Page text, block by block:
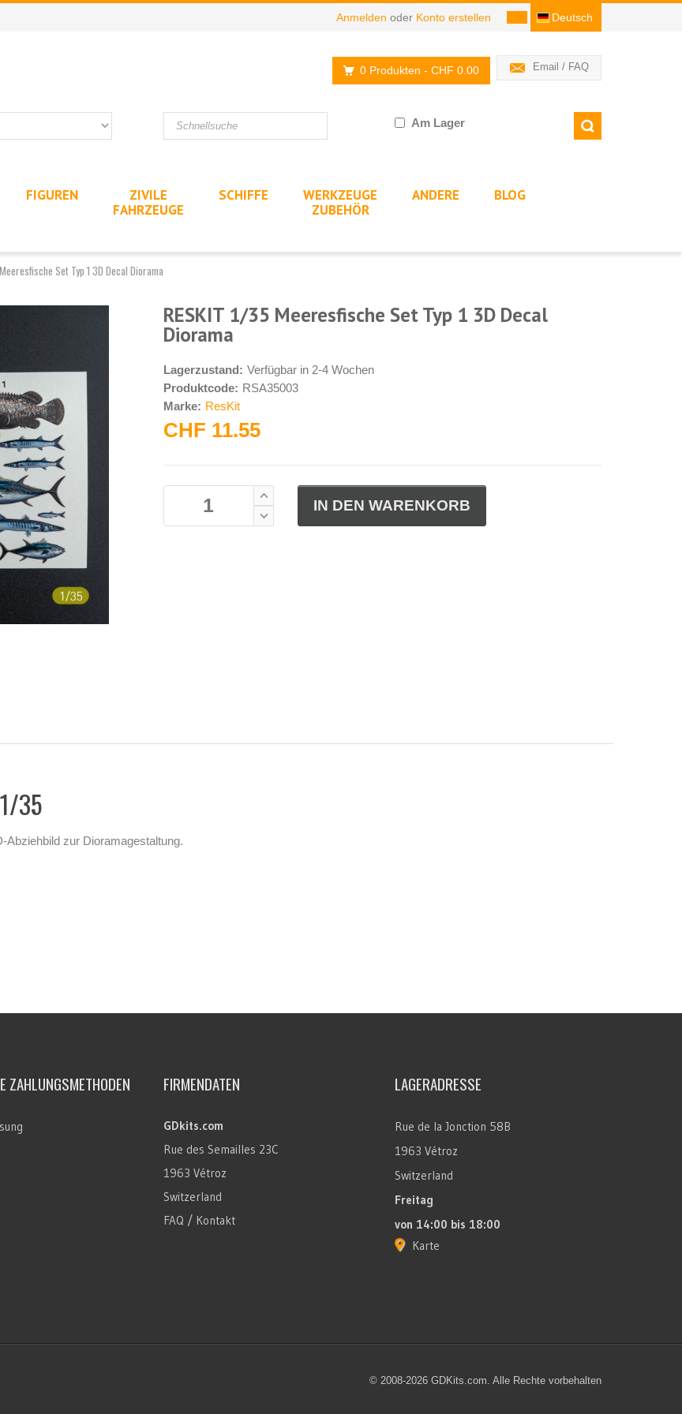
Deutsch
Anmelden oder Konto erstellen
Email / FAQ
0 Produkten - CHF 0.00
Am Lager
FIGUREN
ZIVILE
FAHRZEUGE
SCHIFFE
WERKZEUGE
ZUBEHÖR
ANDERE BLOG
Set Typ 1 3D Decal Diorama
RESKIT 1/35 Meeresfische Set Typ 1 3D Decal
Diorama
Lagerzustand: Verfügbar in 2-4 Wochen
Produktcode: RSA35003
Marke: ResKit
CHF 11.55
35
zur Dioramagestaltung.
ZAHLUNGSMETHODEN FIRMENDATEN
GDkits.com
Rue des Semailles 23C
1963 Vétroz
Switzerland
FAQ / Kontakt
LAGERADRESSE
Rue de la Jonction 58B
1963 Vétroz
Switzerland
Freitag
von 14:00 bis 18:00
Karte
© 2008-2026 GDKits.com. Alle Rechte vorbehalten